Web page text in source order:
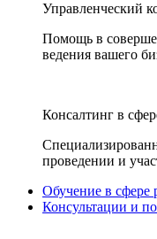
Управленческий
Помощь в
ведения вашего
Консалтинг в
проведении и
Обучение в сфере
Консультации и